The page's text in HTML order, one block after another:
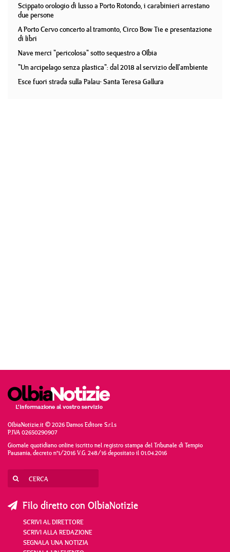
Scippato orologio di lusso a Porto Rotondo, i carabinieri arrestano
due persone
A Porto Cervo concerto al tramonto, Circo Bow Tie e presentazione
di libri
Nave merci "pericolosa" sotto sequestro a Olbia
"Un arcipelago senza plastica": dal 2018 al servizio dell'ambiente
Esce fuori strada sulla Palau- Santa Teresa Gallura
OlbiaNotizie.it © 2026 Damos Editore S.r.l.s
P.IVA 02650290907
Giornale quotidiano online iscritto nel registro stampa del Tribunale di Tempio
Pausania, decreto n°1/2016 V.G. 248/16 depositato il 01.04.2016
Filo diretto con OlbiaNotizie
SCRIVI AL DIRETTORE
SCRIVI ALLA REDAZIONE
SEGNALA UNA NOTIZIA